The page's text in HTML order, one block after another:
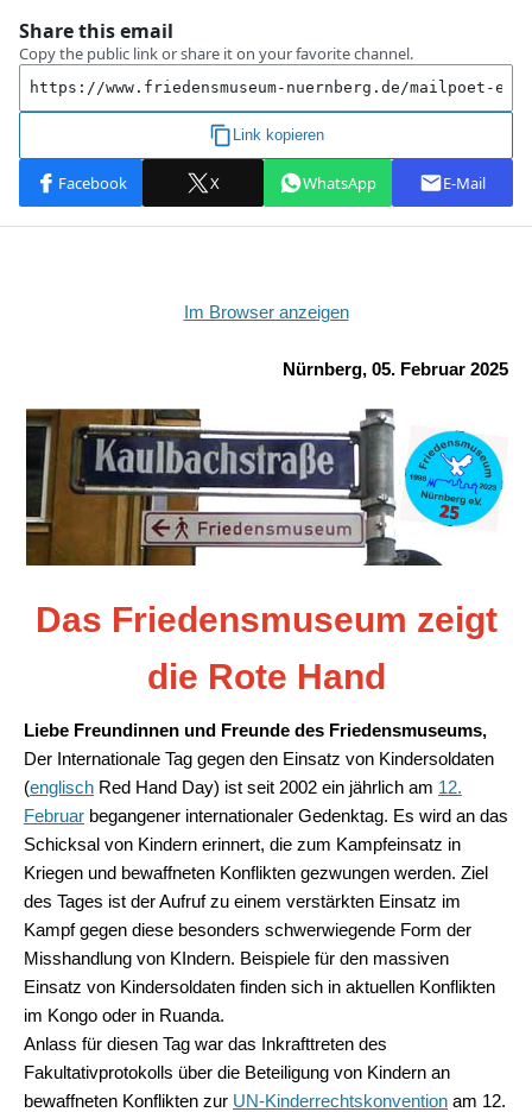
Im Browser anzeigen
Nürnberg, 05. Februar 2025
Das Friedensmuseum zeigt
die Rote Hand
Liebe Freundinnen und Freunde des Friedensmuseums,
Der Internationale Tag gegen den Einsatz von Kindersoldaten
(englisch Red Hand Day) ist seit 2002 ein jährlich am 12.
Februar begangener internationaler Gedenktag. Es wird an das
Schicksal von Kindern erinnert, die zum Kampfeinsatz in
Kriegen und bewaffneten Konflikten gezwungen werden. Ziel
des Tages ist der Aufruf zu einem verstärkten Einsatz im
Kampf gegen diese besonders schwerwiegende Form der
Misshandlung von KIndern. Beispiele für den massiven
Einsatz von Kindersoldaten finden sich in aktuellen Konflikten
im Kongo oder in Ruanda.
Anlass für diesen Tag war das Inkrafttreten des
Fakultativprotokolls über die Beteiligung von Kindern an
bewaffneten Konflikten zur UN-Kinderrechtskonvention am 12.